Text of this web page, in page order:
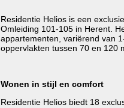
Residentie Helios is een
Omleiding 101-105 in Herent.
appartementen, variërend van
oppervlakten tussen 70 en 120
Wonen in stijl en comfort
Residentie Helios biedt 18